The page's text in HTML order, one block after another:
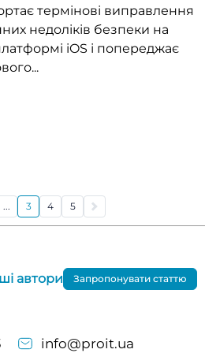
термінові виправлення
недоліків безпеки на
iOS і попереджає
... 3 4 5
info@proit.ua
автори Запропонувати статтю